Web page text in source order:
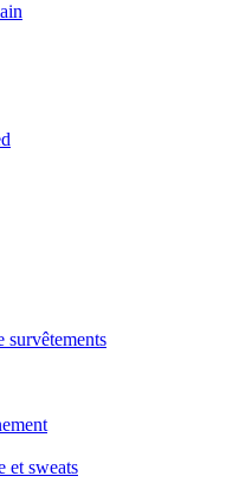
survêtements
et sweats